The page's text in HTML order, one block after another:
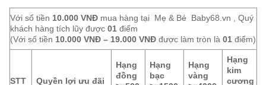
Với số tiền 10.000 VNĐ mua hàng tại Mẹ & Bé Baby68.vn , Quý
khách hàng tích lũy được 01 điểm
(Với số tiền 10.000 VNĐ – 19.000 VNĐ được làm tròn là 01 điểm)
STT Quyền lợi ưu đãi
Hạng
đồng
Hạng
bạc
Hạng
vàng
Hạng
kim
cương